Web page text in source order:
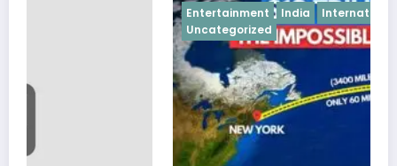
India
International News